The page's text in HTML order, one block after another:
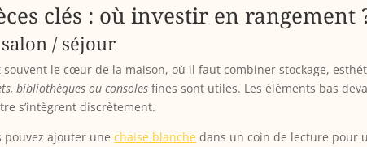
clés : où investir en rangement
/ séjour
souvent le cœur de la maison, où il faut combiner stockage,
bibliothèques ou consoles fines sont utiles. Les éléments bas
s’intègrent discrètement.
pouvez ajouter unechaise blanche dans un coin de lecture pour